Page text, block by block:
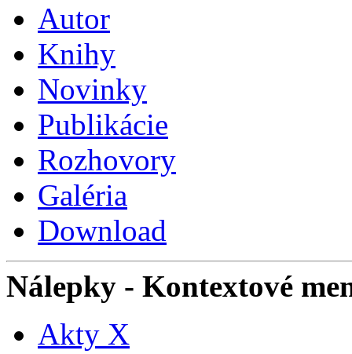
Autor
Knihy
Novinky
Publikácie
Rozhovory
Galéria
Download
Nálepky - Kontextové
Akty X